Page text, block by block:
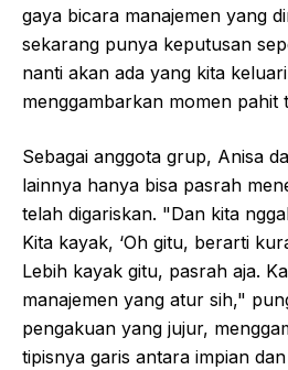
gaya bicara manajemen yang
sekarang punya keputusan
nanti akan ada yang kita
menggambarkan momen pahit
Sebagai anggota grup, Anisa
lainnya hanya bisa pasrah
telah digariskan. "Dan kita
Kita kayak, ‘Oh gitu, berarti
Lebih kayak gitu, pasrah aja.
manajemen yang atur sih,"
pengakuan yang jujur,
tipisnya garis antara impian